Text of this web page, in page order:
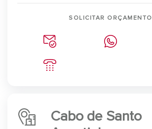
SOLICITAR ORÇAMENTO
Cabo de Santo